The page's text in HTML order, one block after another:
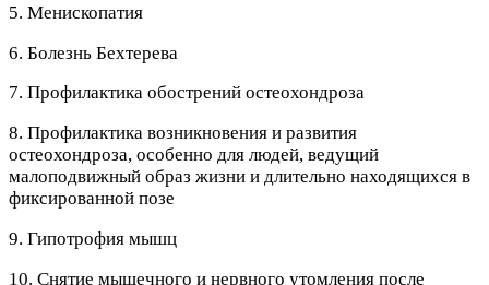
5. Менископатия
6. Болезнь Бехтерева
7. Профилактика обострений остеохондроза
8. Профилактика возникновения и развития
остеохондроза, особенно для людей, ведущий
малоподвижный образ жизни и длительно находящихся в
фиксированной позе
9. Гипотрофия мышц
10. Снятие мышечного и нервного утомления после